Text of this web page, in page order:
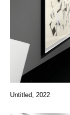
Untitled, 2022